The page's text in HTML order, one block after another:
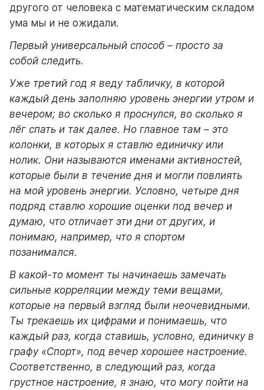
другого от человека с математическим складом
ума мы и не ожидали.
Первый универсальный способ – просто за
собой следить.
Уже третий год я веду табличку, в которой
каждый день заполняю уровень энергии утром и
вечером; во сколько я проснулся, во сколько я
лёг спать и так далее. Но главное там – это
колонки, в которых я ставлю единичку или
нолик. Они называются именами активностей,
которые были в течение дня и могли повлиять
на мой уровень энергии. Условно, четыре дня
подряд ставлю хорошие оценки под вечер и
думаю, что отличает эти дни от других, и
понимаю, например, что я спортом
позанимался.
В какой-то момент ты начинаешь замечать
сильные корреляции между теми вещами,
которые на первый взгляд были неочевидными.
Ты трекаешь их цифрами и понимаешь, что
каждый раз, когда ставишь, условно, единичку в
графу «Спорт», под вечер хорошее настроение.
Соответственно, в следующий раз, когда
грустное настроение, я знаю, что могу пойти на